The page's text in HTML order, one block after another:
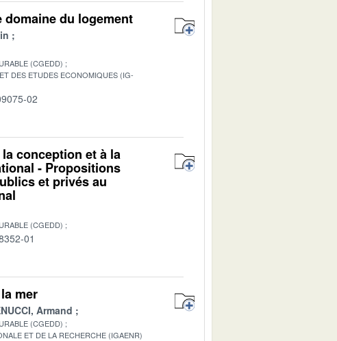
du logement
(CGEDD)
DES ETUDES ECONOMIQUES (IG-
02
conception et à la
- Propositions
et privés au
(CGEDD)
01
mer
Armand
(CGEDD)
ET DE LA RECHERCHE (IGAENR)